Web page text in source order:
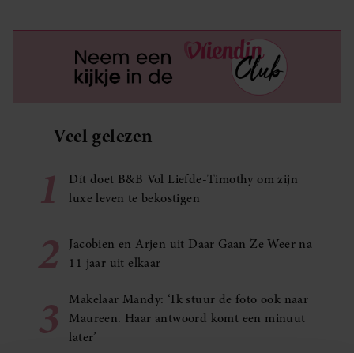
Veel gelezen
1
Dít doet B&B Vol Liefde-Timothy om zijn
luxe leven te bekostigen
2
Jacobien en Arjen uit Daar Gaan Ze Weer na
11 jaar uit elkaar
3
Makelaar Mandy: ‘Ik stuur de foto ook naar
Maureen. Haar antwoord komt een minuut
later’